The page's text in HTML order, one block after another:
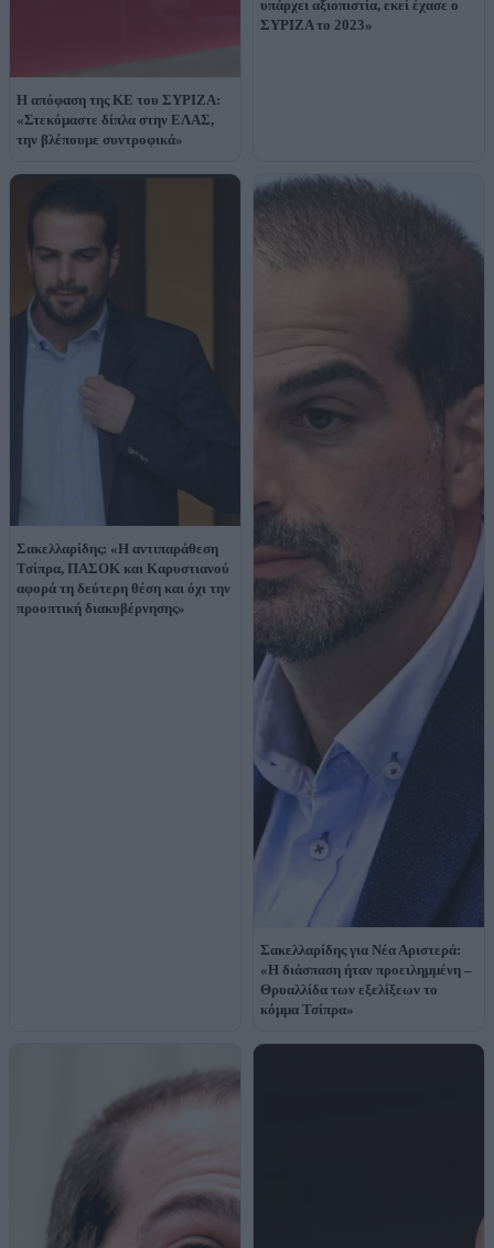
H απόφαση της ΚΕ του ΣΥΡΙΖΑ:
«Στεκόμαστε δίπλα στην ΕΛΑΣ,
την βλέπουμε συντροφικά»
υπάρχει αξιοπιστία, εκεί έχασε ο
ΣΥΡΙΖΑ το 2023»
Σακελλαρίδης: «Η αντιπαράθεση
Τσίπρα, ΠΑΣΟΚ και Καρυστιανού
αφορά τη δεύτερη θέση και όχι την
προοπτική διακυβέρνησης»
Σακελλαρίδης για Νέα Αριστερά:
«Η διάσπαση ήταν προειλημμένη –
Θρυαλλίδα των εξελίξεων το
κόμμα Τσίπρα»